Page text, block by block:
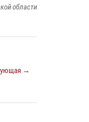
области
→